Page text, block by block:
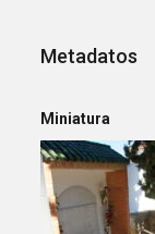
Metadatos
Miniatura